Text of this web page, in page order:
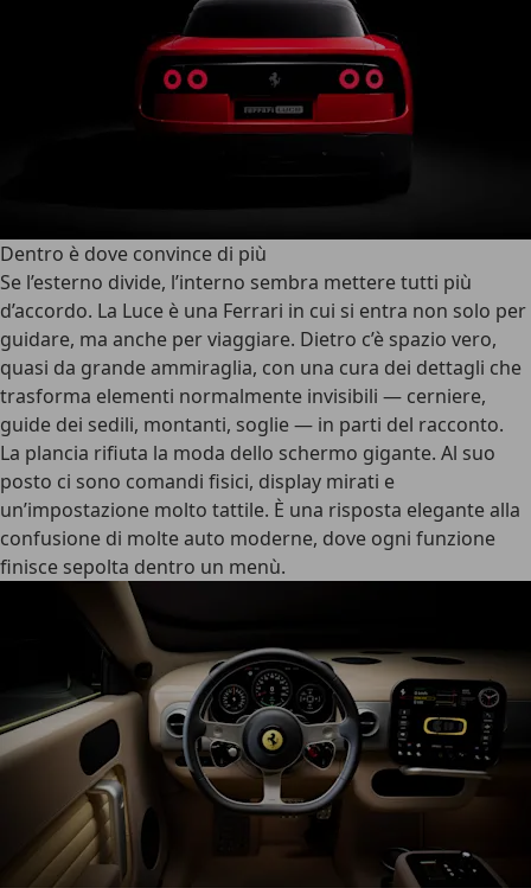
Dentro è dove convince di più
Se l’esterno divide, l’interno sembra mettere tutti più
d’accordo. La Luce è una Ferrari in cui si entra non solo per
guidare, ma anche per viaggiare. Dietro c’è spazio vero,
quasi da grande ammiraglia, con una cura dei dettagli che
trasforma elementi normalmente invisibili — cerniere,
guide dei sedili, montanti, soglie — in parti del racconto.
La plancia rifiuta la moda dello schermo gigante. Al suo
posto ci sono comandi fisici, display mirati e
un’impostazione molto tattile. È una risposta elegante alla
confusione di molte auto moderne, dove ogni funzione
finisce sepolta dentro un menù.